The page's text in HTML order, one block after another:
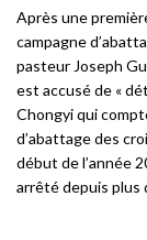
Après une
campagne
pasteur Joseph
est accusé de «
Chongyi qui
d’abattage des
début de l’année
arrêté depuis plus